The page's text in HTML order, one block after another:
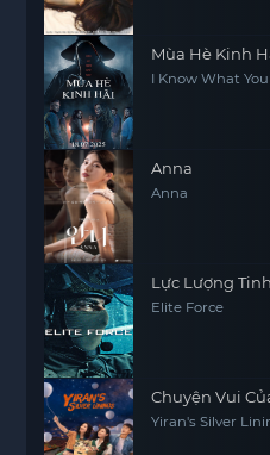
Mùa Hè Kinh
I Know What
Anna
Anna
Lực Lượng
Elite Force
Chuyện Vui
Yiran's Silver